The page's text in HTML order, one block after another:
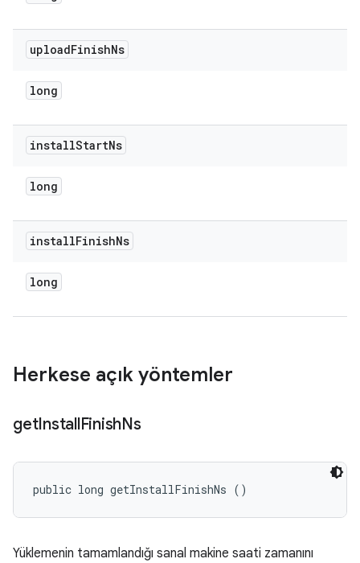
uploadFinishNs
long
installStartNs
long
installFinishNs
long
Herkese açık yöntemler
getInstallFinishNs
public long getInstallFinishNs ()
Yüklemenin tamamlandığı sanal makine saati zamanını